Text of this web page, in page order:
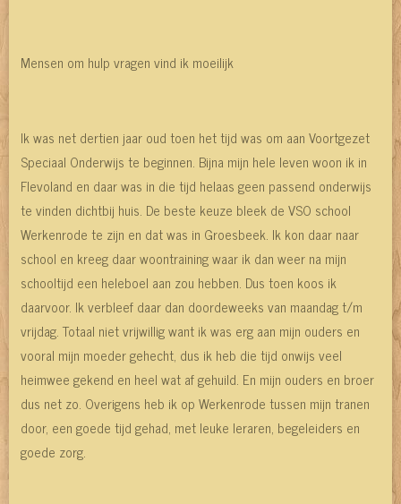
Mensen om hulp vragen vind ik moeilijk
Ik was net dertien jaar oud toen het tijd was om aan Voortgezet
Speciaal Onderwijs te beginnen. Bijna mijn hele leven woon ik in
Flevoland en daar was in die tijd helaas geen passend onderwijs
te vinden dichtbij huis. De beste keuze bleek de VSO school
Werkenrode te zijn en dat was in Groesbeek. Ik kon daar naar
school en kreeg daar woontraining waar ik dan weer na mijn
schooltijd een heleboel aan zou hebben. Dus toen koos ik
daarvoor. Ik verbleef daar dan doordeweeks van maandag t/m
vrijdag. Totaal niet vrijwillig want ik was erg aan mijn ouders en
vooral mijn moeder gehecht, dus ik heb die tijd onwijs veel
heimwee gekend en heel wat af gehuild. En mijn ouders en broer
dus net zo. Overigens heb ik op Werkenrode tussen mijn tranen
door, een goede tijd gehad, met leuke leraren, begeleiders en
goede zorg.